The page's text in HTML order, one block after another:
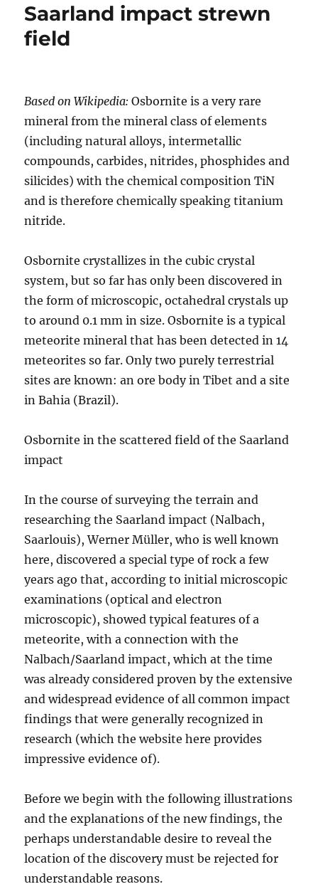
Saarland impact strewn
field
Based on Wikipedia: Osbornite is a very rare
mineral from the mineral class of elements
(including natural alloys, intermetallic
compounds, carbides, nitrides, phosphides and
silicides) with the chemical composition TiN
andis therefore chemically speaking titanium
nitride.
Osbornite crystallizes in the cubic crystal
system, but so far has only been discovered in
the form of microscopic, octahedral crystals up
to around 0.1 mm in size. Osbornite is a typical
meteorite mineral that has been detected in 14
meteorites so far. Only two purely terrestrial
sites are known: an ore body in Tibet and a site
in Bahia (Brazil).
Osbornite in the scattered field of the Saarland
impact
In the course of surveying the terrain and
researching the Saarland impact (Nalbach,
Saarlouis), Werner Müller, who is well known
here, discovered a special type of rock a few
years ago that, according to initial microscopic
examinations (optical and electron
microscopic), showed typical features of a
meteorite, with a connection with the
Nalbach/Saarland impact, which at the time
was already considered proven by the extensive
and widespread evidence of all common impact
findings that were generally recognized in
research (which the website here provides
impressive evidence of).
Before we begin with the following illustrations
and the explanations of the new findings, the
perhaps understandable desire to reveal the
location of the discovery must be rejected for
understandable reasons.